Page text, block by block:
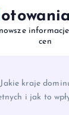
cen
Jakie kraje
i jak to